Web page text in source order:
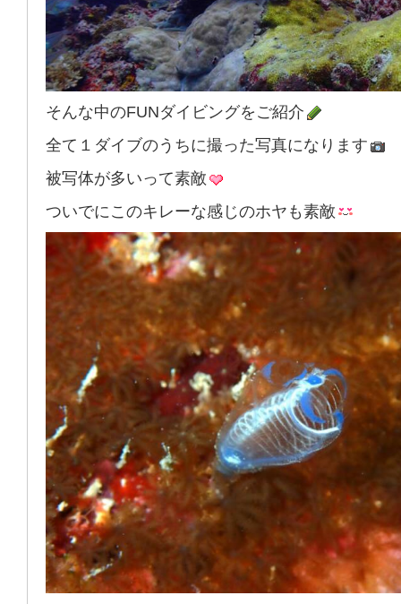
そんな中のFUNダイビングをご紹介
全て１ダイブのうちに撮った写真になります
被写体が多いって素敵
ついでにこのキレーな感じのホヤも素敵